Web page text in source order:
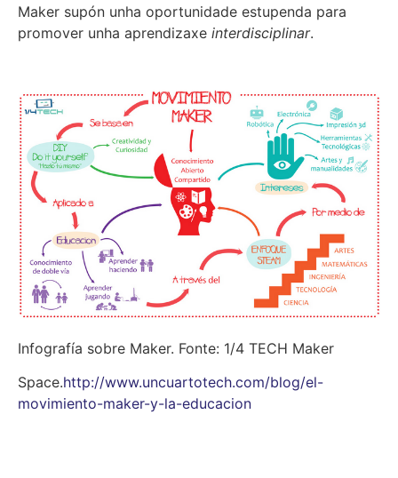
Maker supón unha oportunidade estupenda para
promover unha aprendizaxe interdisciplinar.
Infografía sobre Maker. Fonte: 1/4 TECH Maker
Space.http://www.uncuartotech.com/blog/el-
movimiento-maker-y-la-educacion